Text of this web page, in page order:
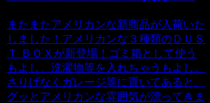
またまたアメリカンな新商品が入荷いた
しました！アメリカンな３種類のＤＵＳ
Ｔ ＢＯＸが新登場！ゴミ箱として使う
もよし、洗濯物等を入れちゃうもよし。
さりげなくガレージ等に置いてあると、
グッとアメリカンな雰囲気が漂ってきま